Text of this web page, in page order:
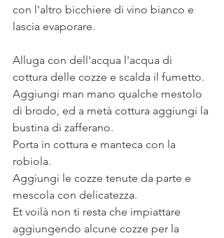
con l'altro bicchiere di vino bianco e
lascia evaporare.
Alluga con dell'acqua l'acqua di
cottura delle cozze e scalda il fumetto.
Aggiungi man mano qualche mestolo
di brodo, ed a metà cottura aggiungi la
bustina di zafferano.
Porta in cottura e manteca con la
robiola.
Aggiungi le cozze tenute da parte e
mescola con delicatezza.
Et voilà non ti resta che impiattare
aggiungendo alcune cozze per la